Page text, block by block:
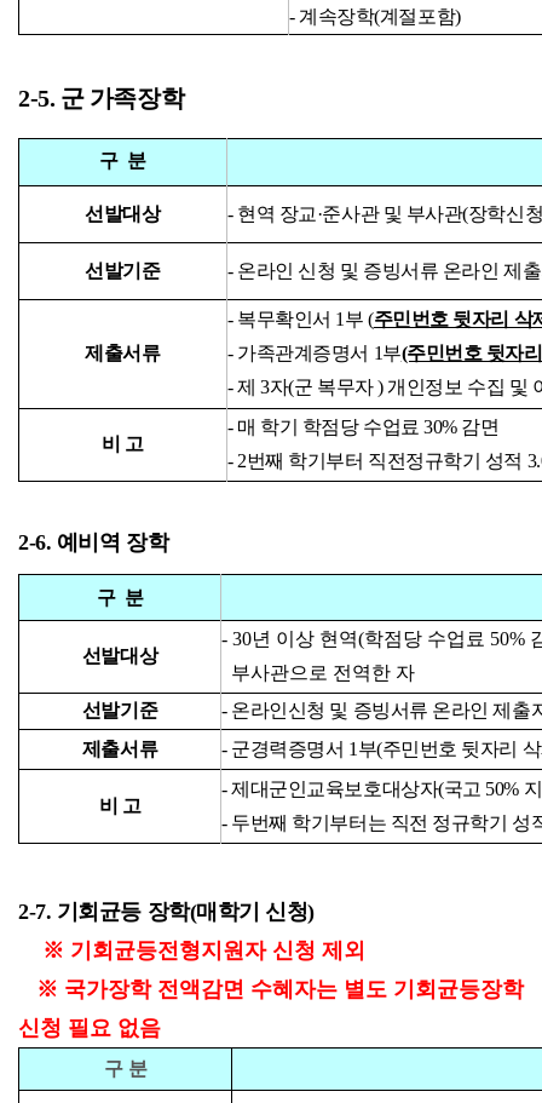
- 계속장학(계절포함)
2-5. 군 가족장학
구 분
선발대상 - 현역 장교·준사관 및 부사관(장학신
선발기준 - 온라인 신청 및 증빙서류 온라인 제
제출서류
- 복무확인서 1부 (주민번호 뒷자리 삭
- 가족관계증명서 1부(주민번호 뒷자
- 제 3자(군 복무자)개인정보 수집 및
비 고
- 매 학기 학점당 수업료 30% 감면
- 2번째 학기부터 직전정규학기 성적
2-6. 예비역 장학
구분
선발대상
- 30년 이상 현역(학점당 수업료 50%
부사관으로 전역한 자
선발기준
- 온라인신청 및 증빙서류 온라인 제출
제출서류
- 군경력증명서 1부(주민번호 뒷자리
비 고
- 제대군인교육보호대상자(국고 50%
- 두번째 학기부터는 직전 정규학기 성
2-7. 기회균등 장학(매학기 신청)
※ 기회균등전형지원자 신청 제외
※ 국가장학 전액감면 수혜자는 별도 기회균등장학
신청 필요 없음
구 분